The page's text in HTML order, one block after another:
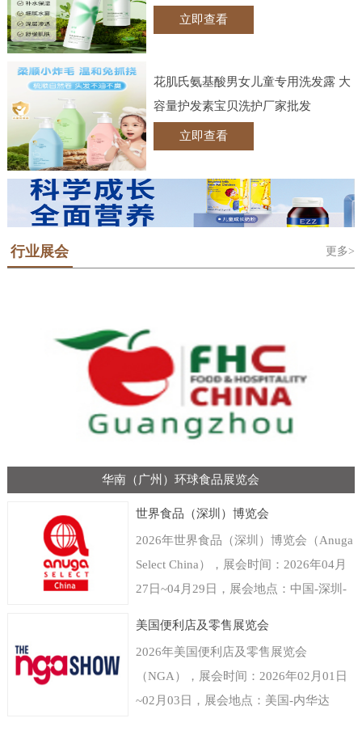
立即查看
花肌氏氨基酸男女儿童专用洗发露 大
容量护发素宝贝洗护厂家批发
立即查看
行业展会 更多>
华南（广州）环球食品展览会
世界食品（深圳）博览会
2026年世界食品（深圳）博览会（Anuga
Select China），展会时间：2026年04月
27日~04月29日，展会地点：中国-深圳-
举办周期：一年一届，展会面积：40000
平米，参展观众：35000人，参展商数量
及参展品牌达到800家。世界食品（深
美国便利店及零售展览会
2026年美国便利店及零售展览会
（NGA），展会时间：2026年02月01日
~02月03日，展会地点：美国-内华达